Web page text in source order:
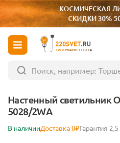
КОСМИЧЕСКАЯ
СКИДКИ 30%
ГИПЕРМАРКЕТ СВЕТА
Настенный светильник
5028/2WA
В наличииДоставка 0₽Гарантия